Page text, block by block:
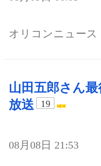
オリコンニュース
山田五郎さん
放送
19
08月08日 21:53